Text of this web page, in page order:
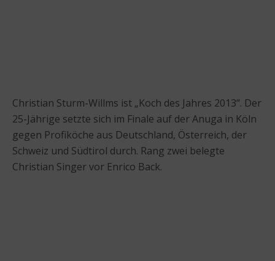
Christian Sturm-Willms ist „Koch des Jahres 2013“. Der
25-Jährige setzte sich im Finale auf der Anuga in Köln
gegen Profiköche aus Deutschland, Österreich, der
Schweiz und Südtirol durch. Rang zwei belegte
Christian Singer vor Enrico Back.